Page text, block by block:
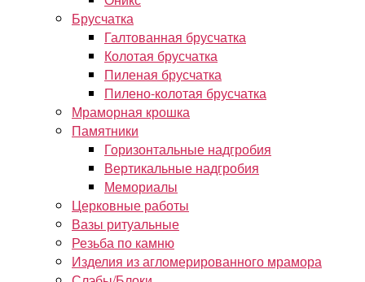
Брусчатка
Галтованная брусчатка
Колотая брусчатка
Пиленая брусчатка
Пилено-колотая брусчатка
Мраморная крошка
Памятники
Горизонтальные надгробия
Вертикальные надгробия
Мемориалы
Церковные работы
Вазы ритуальные
Резьба по камню
Изделия из агломерированного мрамора